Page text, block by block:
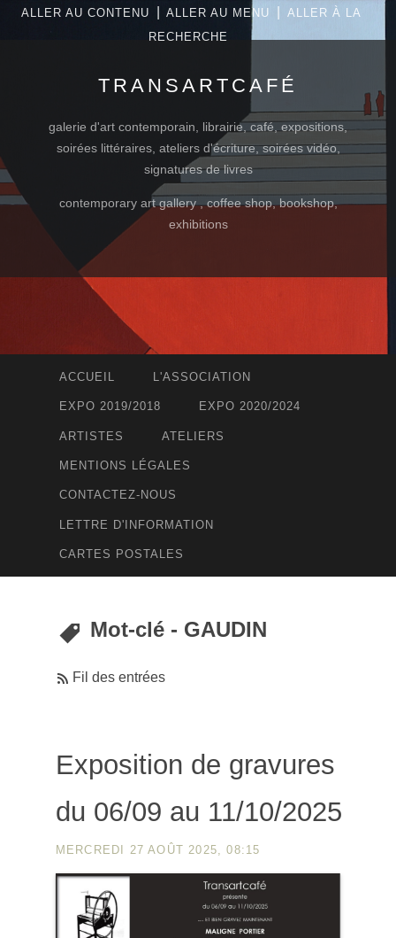
ALLER AU CONTENU ALLER AU MENU
ALLER À LA
RECHERCHE
TRANSARTCAFÉ
galerie d'art contemporain, librairie, café, expositions,
soirées littéraires, ateliers d'écriture, soirées vidéo,
signatures de livres
contemporary art gallery , coffee shop, bookshop,
exhibitions
ACCUEIL L'ASSOCIATION
EXPO 2019/2018 EXPO 2020/2024
ARTISTES ATELIERS
MENTIONS LÉGALES
CONTACTEZ-NOUS
LETTRE D'INFORMATION
CARTES POSTALES
Mot-clé - GAUDIN
Fil des entrées
Exposition de gravures
du 06/09 au 11/10/2025
MERCREDI 27 AOÛT 2025, 08:15